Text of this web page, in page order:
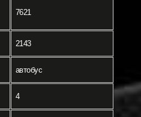
7621
2143
автобус
4